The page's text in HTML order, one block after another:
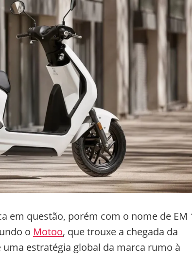
em questão, porém com o nome de EM
o Motoo, que trouxe a chegada da
estratégia global da marca rumo à